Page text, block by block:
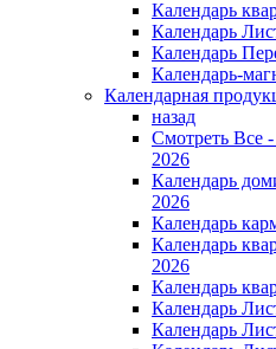
Календарь
Календарь
Календарь
Календарь-
Календарная
назад
Смотреть Все
2026
Календарь
2026
Календарь
Календарь
2026
Календарь
Календарь
Календарь